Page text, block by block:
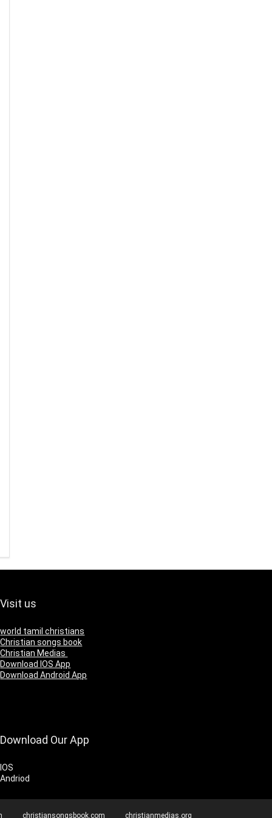
Visit us
world tamil christians
Christian songs book
Christian Medias
Download IOS App
Download Android App
Download Our App
IOS
Andriod
christiansongsbook.com christianmedias.org